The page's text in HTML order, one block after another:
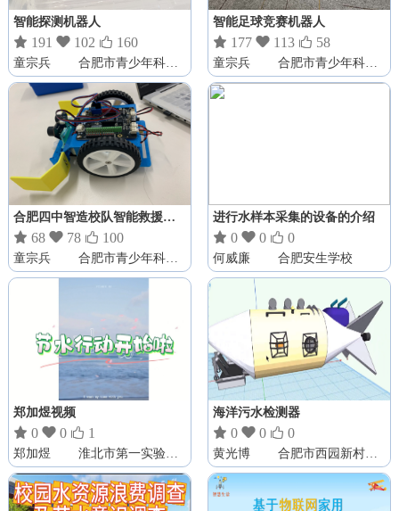
智能探测机器人
 191  102  160
童宗兵 合肥市青少年科技创新教育学会
智能足球竞赛机器人
 177  113  58
童宗兵 合肥市青少年科技创新教育学会
合肥四中智造校队智能救援机器人
 68  78  100
童宗兵 合肥市青少年科技创新教育学会
进行水样本采集的设备的介绍
 0  0  0
何威廉 合肥安生学校
郑加煜视频
 0  0  1
郑加煜 淮北市第一实验小学
海洋污水检测器
 0  0  0
黄光博 合肥市西园新村小学南校